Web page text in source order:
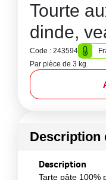
Tourte
dinde,
Code : 243594
Par pièce de 3 kg
Description
Description
Tarte pâte 100%